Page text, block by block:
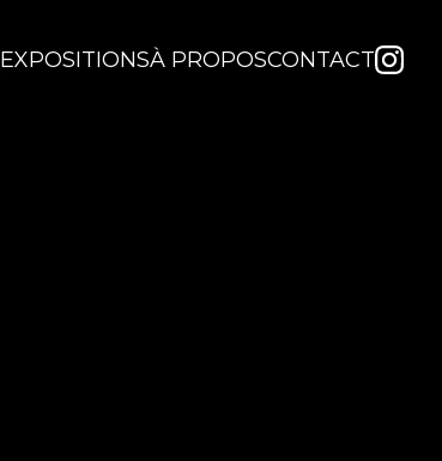
EXPOSITIONSÀ PROPOSCONTACT